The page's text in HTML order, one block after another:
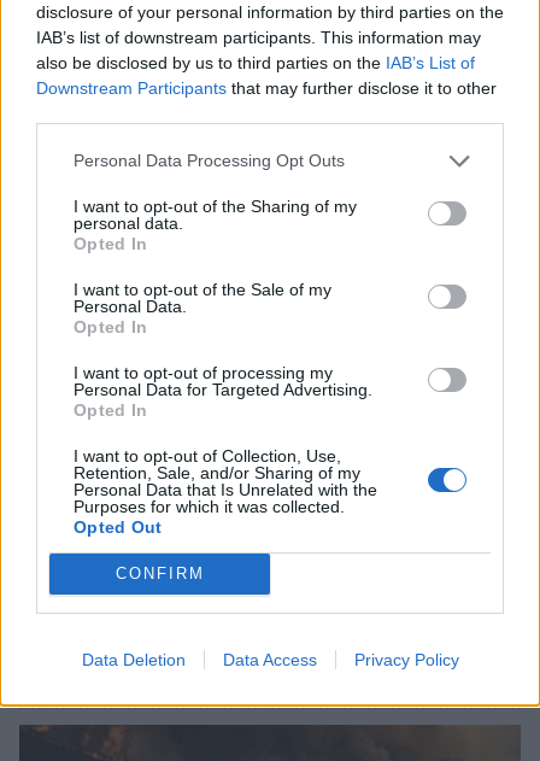
disclosure of your personal information by third parties on the
IAB’s list of downstream participants. This information may
also be disclosed by us to third parties on the IAB’s List of
Downstream Participants that may further disclose it to other
Personal Data Processing Opt Outs
I want to opt-out of the Sharing of my
personal data.
Opted In
I want to opt-out of the Sale of my
Personal Data.
Opted In
I want to opt-out of processing my
Personal Data for Targeted Advertising.
Opted In
I want to opt-out of Collection, Use,
Retention, Sale, and/or Sharing of my
Personal Data that Is Unrelated with the
Purposes for which it was collected.
Opted Out
CONFIRM
Data Deletion Data Access Privacy Policy
Σχετικά Άρθρα
Κυπαρισσία: Open Air προβολή του
βραβευμένου ντοκιμαντέρ «Ocean with David